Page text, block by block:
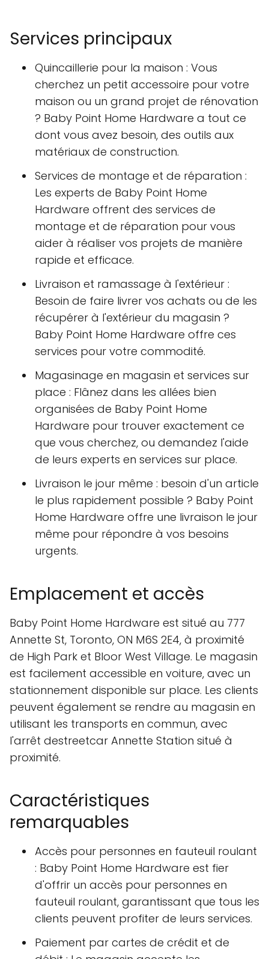
Services principaux
Quincaillerie pour la maison : Vous
cherchez un petit accessoire pour votre
maison ou un grand projet de rénovation
? Baby Point Home Hardware a tout ce
dont vous avez besoin, des outils aux
matériaux de construction.
Services de montage et de réparation :
Les experts de Baby Point Home
Hardware offrent des services de
montage et de réparation pour vous
aider à réaliser vos projets de manière
rapide et efficace.
Livraison et ramassage à l'extérieur :
Besoin de faire livrer vos achats ou de les
récupérer à l'extérieur du magasin ?
Baby Point Home Hardware offre ces
services pour votre commodité.
Magasinage en magasin et services sur
place : Flânez dans les allées bien
organisées de Baby Point Home
Hardware pour trouver exactement ce
que vous cherchez, ou demandez l'aide
de leurs experts en services sur place.
Livraison le jour même : besoin d'un article
le plus rapidement possible ? Baby Point
Home Hardware offre une livraison le jour
même pour répondre à vos besoins
urgents.
Emplacement et accès
Baby Point Home Hardware est situé au 777
Annette St, Toronto, ON M6S 2E4, à proximité
de High Park et Bloor West Village. Le magasin
est facilement accessible en voiture, avec un
stationnement disponible sur place. Les clients
peuvent également se rendre au magasin en
utilisant les transports en commun, avec
l'arrêt destreetcar Annette Station situé à
proximité.
Caractéristiques
remarquables
Accès pour personnes en fauteuil roulant
: Baby Point Home Hardware est fier
d'offrir un accès pour personnes en
fauteuil roulant, garantissant que tous les
clients peuvent profiter de leurs services.
Paiement par cartes de crédit et de